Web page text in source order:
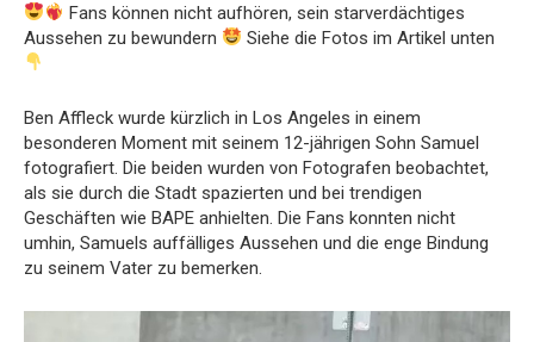
Fans können nicht aufhören, sein starverdächtiges
Aussehen zu bewundern
Siehe die Fotos im Artikel unten
Ben Affleck wurde kürzlich in Los Angeles in einem
besonderen Moment mit seinem 12-jährigen Sohn Samuel
fotografiert. Die beiden wurden von Fotografen beobachtet,
als sie durch die Stadt spazierten und bei trendigen
Geschäften wie BAPE anhielten. Die Fans konnten nicht
umhin, Samuels auffälliges Aussehen und die enge Bindung
zu seinem Vater zu bemerken.